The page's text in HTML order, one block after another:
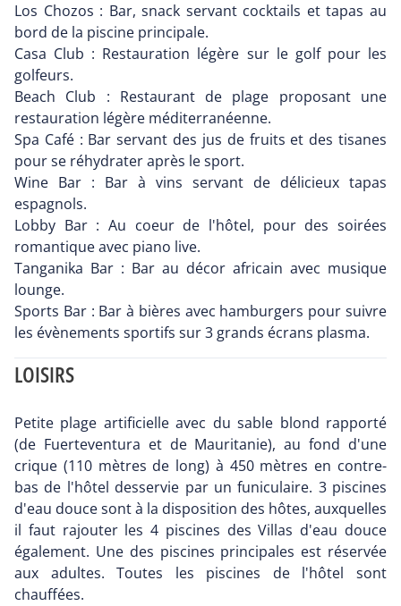
Los Chozos : Bar, snack servant cocktails et tapas au
bord de la piscine principale.
Casa Club : Restauration légère sur le golf pour les
golfeurs.
Beach Club : Restaurant de plage proposant une
restauration légère méditerranéenne.
Spa Café : Bar servant des jus de fruits et des tisanes
pour se réhydrater après le sport.
Wine Bar : Bar à vins servant de délicieux tapas
espagnols.
Lobby Bar : Au coeur de l'hôtel, pour des soirées
romantique avec piano live.
Tanganika Bar : Bar au décor africain avec musique
lounge.
Sports Bar : Bar à bières avec hamburgers pour suivre
les évènements sportifs sur 3 grands écrans plasma.
LOISIRS
Petite plage artificielle avec du sable blond rapporté
(de Fuerteventura et de Mauritanie), au fond d'une
crique (110 mètres de long) à 450 mètres en contre-
bas de l'hôtel desservie par un funiculaire. 3 piscines
d'eau douce sont à la disposition des hôtes, auxquelles
il faut rajouter les 4 piscines des Villas d'eau douce
également. Une des piscines principales est réservée
aux adultes. Toutes les piscines de l'hôtel sont
chauffées.